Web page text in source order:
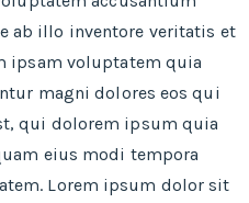
ab illo inventore veritatis et
ipsam voluptatem quia
magni dolores eos qui
qui dolorem ipsum quia
eius modi tempora
Lorem ipsum dolor sit